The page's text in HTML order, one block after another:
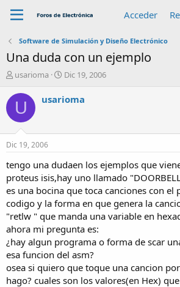
Acceder
Software de Simulación y Diseño Electrónico
Una duda con un ejemplo
A
t
r
usarioma
F
c
n
c
i
o
Dic 19, 2006
U usarioma
Dic 19, 2006
tengo una dudaen los ejemplos que
proteus isis,hay uno llamado
es una bocina que toca canciones con el
codigo y la forma en que genera la
"retlw " que manda una variable en
ahora mi pregunta es:
¿hay algun programa o forma de scar
esa funcion del asm?
osea si quiero que toque una cancion
hago? cuales son los valores(en Hex)